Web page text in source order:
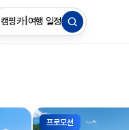
캠핑카| 여행 일정
프로모션